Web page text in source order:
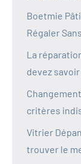
Boetmie
Régaler
La
devez savoir
critères
Vitrier
trouver le